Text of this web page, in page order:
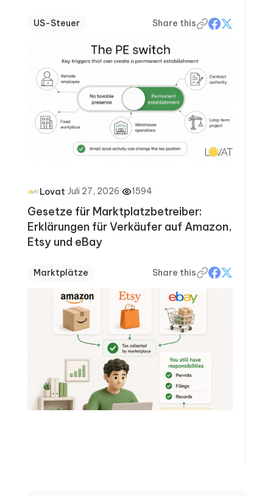
US-Steuer Share this
Lovat·Juli 27, 2026· 1594
Gesetze für Marktplatzbetreiber:
Erklärungen für Verkäufer auf Amazon,
Etsy und eBay
Marktplätze Share this